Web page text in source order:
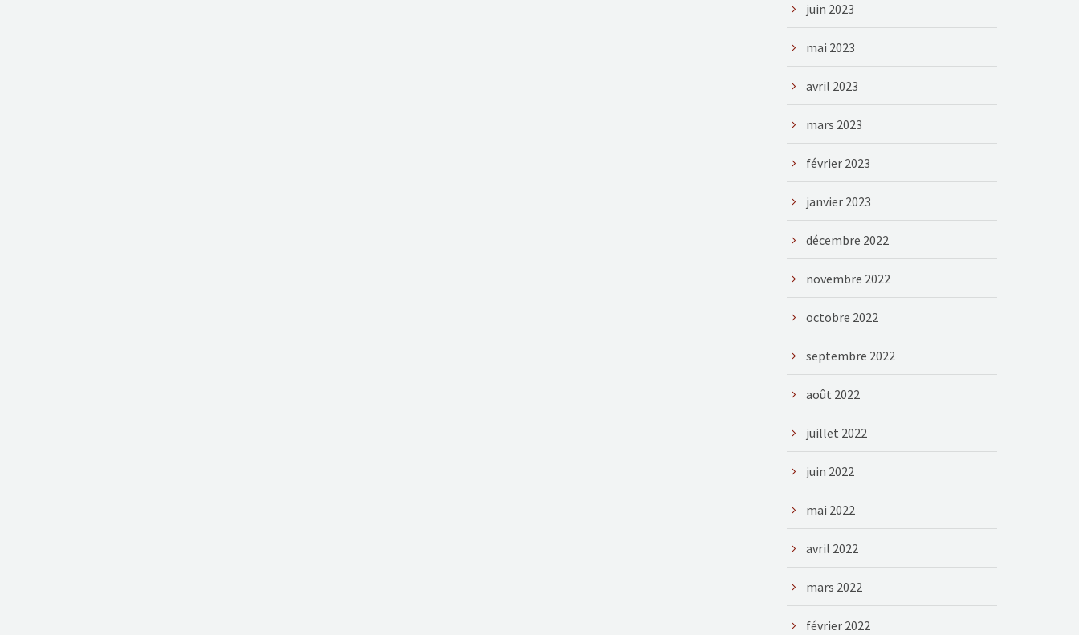
juin 2023
mai 2023
avril 2023
mars 2023
février 2023
janvier 2023
décembre 2022
novembre 2022
octobre 2022
septembre 2022
août 2022
juillet 2022
juin 2022
mai 2022
avril 2022
mars 2022
février 2022